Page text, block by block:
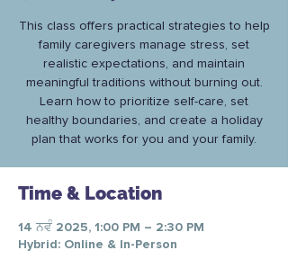
This class offers practical strategies to help
family caregivers manage stress, set
realistic expectations, and maintain
meaningful traditions without burning out.
Learn how to prioritize self-care, set
healthy boundaries, and create a holiday
plan that works for you and your family.
Time & Location
14 ਨਵੰ 2025, 1:00 PM – 2:30 PM
Hybrid: Online & In-Person